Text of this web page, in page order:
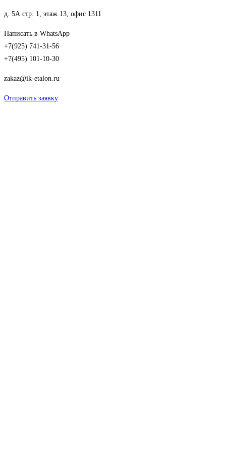
д. 5А стр. 1, этаж 13, офис 1311
Написать в WhatsApp
+7(925) 741-31-56
+7(495) 101-10-30
zakaz@ik-etalon.ru
Отправить заявку